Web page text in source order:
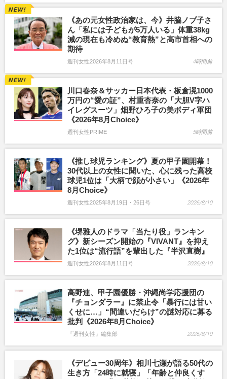
《あの元女性政治家は、今》井脇ノブ子さ
ん「私には子どもが5万人いる」体重38kg
減の現在も冷めぬ“教育熱”と高市首相への
期待
週刊女性2026年8月11日号 4時間前
川口春奈＆サッカー日本代表・板倉滉1000
万円の“愛の証”、村重杏奈の「大胆V字ハ
イレグスーツ」畑野ひろ子の美ボディ軍団
《2026年8月Choice》
週刊女性PRIME 5時間前
《推し球児ランキング》夏の甲子園開幕！
30代以上の女性に聞いた、心に残った高校
球児1位は「大柄で顔が小さい」《2026年
8月Choice》
週刊女性2025年8月19日・26日号 2026/8/10
《堺雅人のドラマ「当たり役」ランキン
グ》新シーズン開始の『VIVANT』を抑え
た1位は“流行語”を輩出した『半沢直樹』
週刊女性2026年8月11日号 2026/8/10
高野連、甲子園優勝・沖縄尚学応援団の
『チョンダラー』に禁止令「暴行には甘い
くせに…」“間違いだらけ”の謎対応に募る
批判《2026年8月Choice》
『週刊女性』編集部 2026/8/10
《デビュー30周年》相川七瀬が語る50代の
生き方「24時に就寝」「年齢と仲良くす